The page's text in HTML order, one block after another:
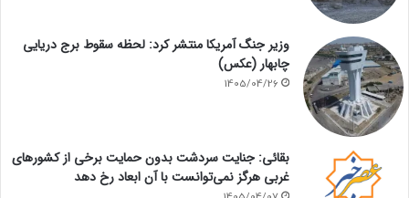
وزیر جنگ آمریکا منتشر کرد: لحظه سقوط برج دریایی
چابهار (عکس)
1405/04/26
بقائی: جنایت سردشت بدون حمایت برخی از کشورهای
غربی هرگز نمی‌توانست با آن ابعاد رخ دهد